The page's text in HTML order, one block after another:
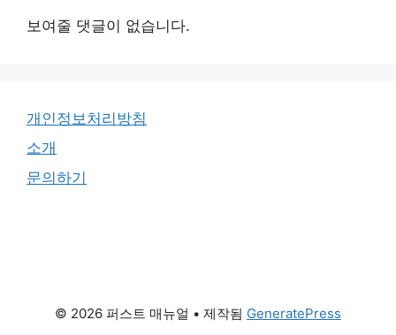
보여줄 댓글이 없습니다.
개인정보처리방침
소개
문의하기
© 2026 퍼스트 매뉴얼 • 제작됨 GeneratePress